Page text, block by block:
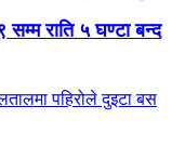
राति ५ घण्टा बन्द